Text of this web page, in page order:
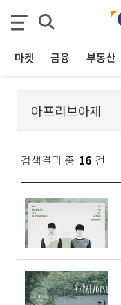
마켓 금융 부동산
검색결과 총 16 건